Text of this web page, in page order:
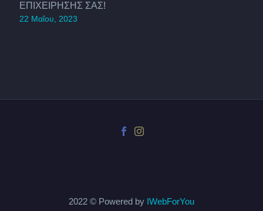
ΕΠΙΧΕΙΡΗΣΗΣ ΣΑΣ!
22 Μαΐου, 2023
2022 © Powered by IWebForYou